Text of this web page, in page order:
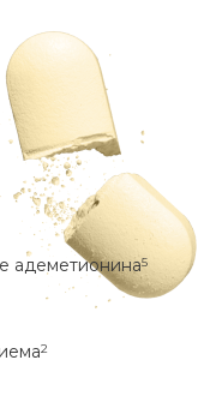
адеметионина5
2